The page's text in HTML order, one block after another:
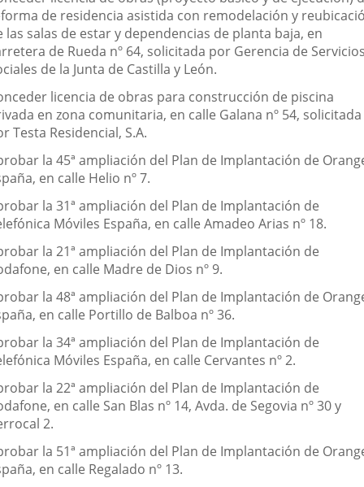
de residencia asistida con remodelación y
las salas de estar y dependencias de planta baja, en
de Rueda nº 64, solicitada por Gerencia de
de la Junta de Castilla y León.
licencia de obras para construcción de piscina
en zona comunitaria, en calle Galana nº 54, solicitada
Testa Residencial, S.A.
la 45ª ampliación del Plan de Implantación de
en calle Helio nº 7.
la 31ª ampliación del Plan de Implantación de
Móviles España, en calle Amadeo Arias nº 18.
la 21ª ampliación del Plan de Implantación de
en calle Madre de Dios nº 9.
la 48ª ampliación del Plan de Implantación de
en calle Portillo de Balboa nº 36.
la 34ª ampliación del Plan de Implantación de
Móviles España, en calle Cervantes nº 2.
la 22ª ampliación del Plan de Implantación de
en calle San Blas nº 14, Avda. de Segovia nº 30 y
2.
la 51ª ampliación del Plan de Implantación de
en calle Regalado nº 13.